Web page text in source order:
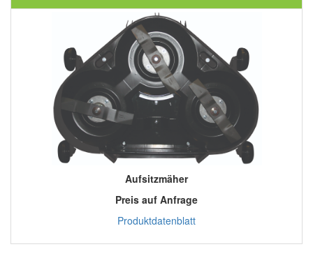
Aufsitzmäher
Preis auf Anfrage
Produktdatenblatt